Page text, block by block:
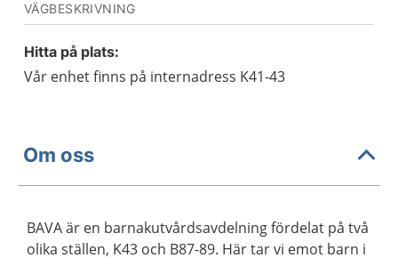
VÄGBESKRIVNING
Hitta på plats:
Vår enhet finns på internadress K41-43
Om oss
BAVA är en barnakutvårdsavdelning fördelat på två
olika ställen, K43 och B87-89. Här tar vi emot barn i